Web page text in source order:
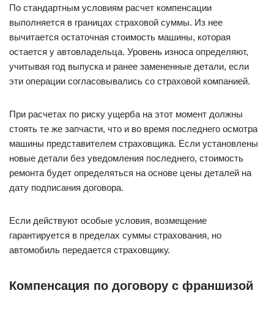
По стандартным условиям расчет компенсации
выполняется в границах страховой суммы. Из нее
вычитается остаточная стоимость машины, которая
остается у автовладельца. Уровень износа определяют,
учитывая год выпуска и ранее замененные детали, если
эти операции согласовывались со страховой компанией.
При расчетах по риску ущерба на этот момент должны
стоять те же запчасти, что и во время последнего осмотра
машины представителем страховщика. Если установлены
новые детали без уведомления последнего, стоимость
ремонта будет определяться на основе цены деталей на
дату подписания договора.
Если действуют особые условия, возмещение
гарантируется в пределах суммы страхования, но
автомобиль передается страховщику.
Компенсация по договору с франшизой